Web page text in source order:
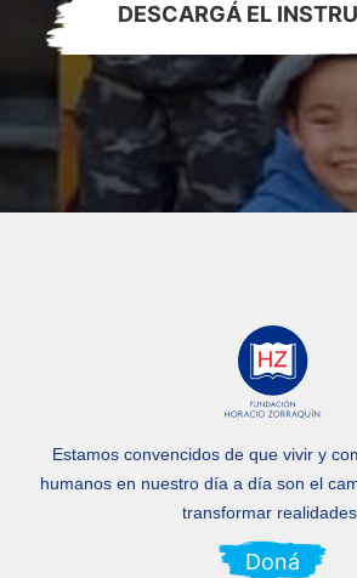
DESCARGÁ EL
Estamos convencidos de que vivir y
humanos en nuestro día a día son el
transformar realidades.
Doná